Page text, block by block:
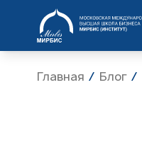
МИРБИС
Главная Блог